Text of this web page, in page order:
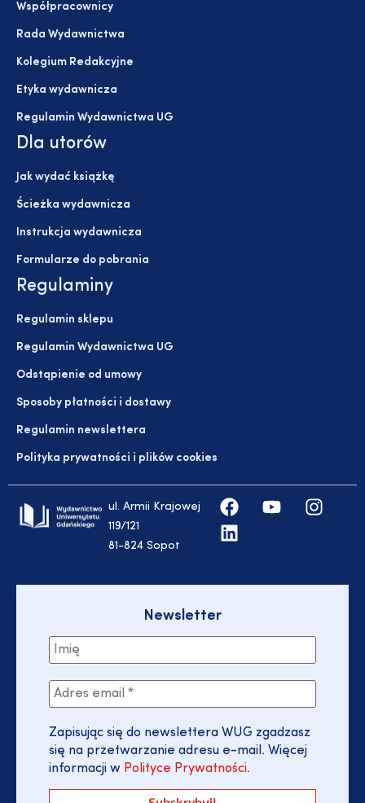
Współpracownicy
Rada Wydawnictwa
Kolegium Redakcyjne
Etyka wydawnicza
Regulamin Wydawnictwa UG
Dla utorów
Jak wydać książkę
Ścieżka wydawnicza
Instrukcja wydawnicza
Formularze do pobrania
Regulaminy
Regulamin sklepu
Regulamin Wydawnictwa UG
Odstąpienie od umowy
Sposoby płatności i dostawy
Regulamin newslettera
Polityka prywatności i plików cookies
ul. Armii Krajowej
119/121
81-824 Sopot
Newsletter
Zapisując się do newslettera WUG zgadzasz
się na przetwarzanie adresu e-mail. Więcej
informacji w Polityce Prywatności.